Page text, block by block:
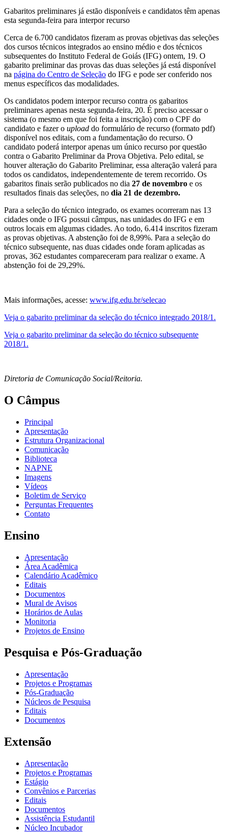
Gabaritos preliminares já estão disponíveis e candidatos têm apenas
esta segunda-feira para interpor recurso
Cerca de 6.700 candidatos fizeram as provas objetivas das seleções
dos cursos técnicos integrados ao ensino médio e dos técnicos
subsequentes do Instituto Federal de Goiás (IFG) ontem, 19. O
gabarito preliminar das provas das duas seleções já está disponível
na página do Centro de Seleção do IFG e pode ser conferido nos
menus específicos das modalidades.
Os candidatos podem interpor recurso contra os gabaritos
preliminares apenas nesta segunda-feira, 20. É preciso acessar o
sistema (o mesmo em que foi feita a inscrição) com o CPF do
candidato e fazer o upload do formulário de recurso (formato pdf)
disponível nos editais, com a fundamentação do recurso. O
candidato poderá interpor apenas um único recurso por questão
contra o Gabarito Preliminar da Prova Objetiva. Pelo edital, se
houver alteração do Gabarito Preliminar, essa alteração valerá para
todos os candidatos, independentemente de terem recorrido. Os
gabaritos finais serão publicados no dia 27 de novembro e os
resultados finais das seleções, no dia 21 de dezembro.
Para a seleção do técnico integrado, os exames ocorreram nas 13
cidades onde o IFG possui câmpus, nas unidades do IFG e em
outros locais em algumas cidades. Ao todo, 6.414 inscritos fizeram
as provas objetivas. A abstenção foi de 8,99%. Para a seleção do
técnico subsequente, nas duas cidades onde foram aplicadas as
provas, 362 estudantes compareceram para realizar o exame. A
abstenção foi de 29,29%.
Mais informações, acesse: www.ifg.edu.br/selecao
Veja o gabarito preliminar da seleção do técnico integrado 2018/1.
Veja o gabarito preliminar da seleção do técnico subsequente
2018/1.
Diretoria de Comunicação Social/Reitoria.
O Câmpus
Principal
Apresentação
Estrutura Organizacional
Comunicação
Biblioteca
NAPNE
Imagens
Vídeos
Boletim de Serviço
Perguntas Frequentes
Contato
Ensino
Apresentação
Área Acadêmica
Calendário Acadêmico
Editais
Documentos
Mural de Avisos
Horários de Aulas
Monitoria
Projetos de Ensino
Pesquisa e Pós-Graduação
Apresentação
Projetos e Programas
Pós-Graduação
Núcleos de Pesquisa
Editais
Documentos
Extensão
Apresentação
Projetos e Programas
Estágio
Convênios e Parcerias
Editais
Documentos
Assistência Estudantil
Núcleo Incubador